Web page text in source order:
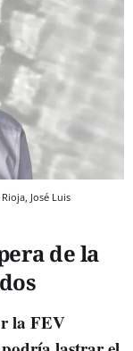
José Luis
de la
la FEV